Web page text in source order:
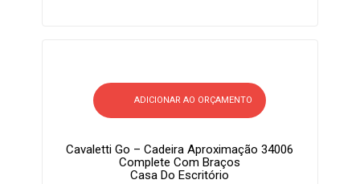
ADICIONAR AO ORÇAMENTO
Cavaletti Go – Cadeira Aproximação 34006
Complete Com Braços
Casa Do Escritório